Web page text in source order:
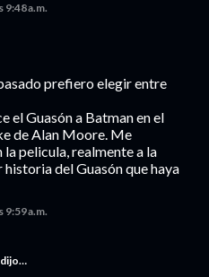
9:48 a.m.
prefiero elegir entre
el Guasón a Batman en el
de Alan Moore. Me
la pelicula, realmente a la
del Guasón que haya
9:59 a.m.
dijo…